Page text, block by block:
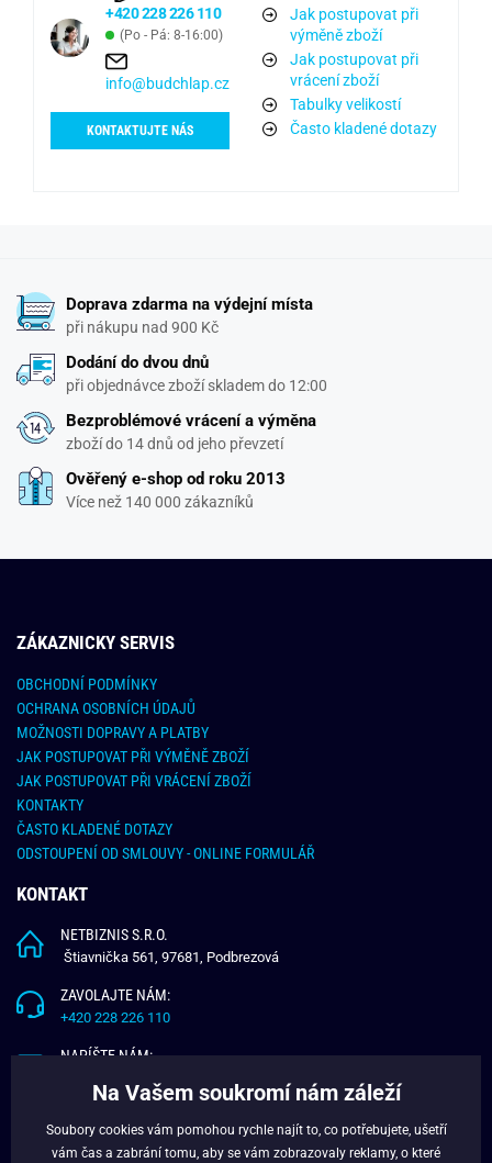
+420 228 226 110
(Po - Pá: 8-16:00)
info@budchlap.cz
KONTAKTUJTE NÁS
Jak postupovat při
výměně zboží
Jak postupovat při
vrácení zboží
Tabulky velikostí
Často kladené dotazy
Doprava zdarma na výdejní místa
při nákupu nad 900 Kč
Dodání do dvou dnů
při objednávce zboží skladem do 12:00
Bezproblémové vrácení a výměna
zboží do 14 dnů od jeho převzetí
Ověřený e-shop od roku 2013
Více než 140 000 zákazníků
ZÁKAZNICKY SERVIS
OBCHODNÍ PODMÍNKY
OCHRANA OSOBNÍCH ÚDAJŮ
MOŽNOSTI DOPRAVY A PLATBY
JAK POSTUPOVAT PŘI VÝMĚNĚ ZBOŽÍ
JAK POSTUPOVAT PŘI VRÁCENÍ ZBOŽÍ
KONTAKTY
ČASTO KLADENÉ DOTAZY
ODSTOUPENÍ OD SMLOUVY - ONLINE FORMULÁŘ
KONTAKT
NETBIZNIS S.R.O.
Štiavnička 561, 97681, Podbrezová
ZAVOLAJTE NÁM:
+420 228 226 110
NAPÍŠTE NÁM:
O NÁS
Na Vašem soukromí nám záleží
Soubory cookies vám pomohou rychle najít to, co potřebujete, ušetří
vám čas a zabrání tomu, aby se vám zobrazovaly reklamy, o které